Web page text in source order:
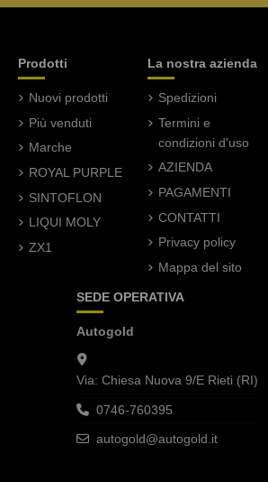
Prodotti
Nuovi prodotti
Più venduti
Marche
ROYAL PURPLE
SINTOFLON
LIQUI MOLY
ZX1
La nostra azienda
Spedizioni
Termini e
condizioni d'uso
AZIENDA
PAGAMENTI
CONTATTI
Privacy policy
Mappa del sito
SEDE OPERATIVA
Autogold
Via: Chiesa Nuova 9/E Rieti (RI)
0746-760395
autogold@autogold.it